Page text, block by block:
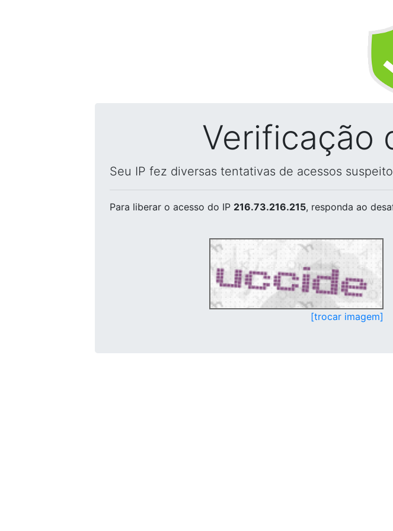
Verificação
Seu IP fez diversas tentativas de acessos
Para liberar o acesso do IP 216.73.216.215, responda ao
[trocar imagem]